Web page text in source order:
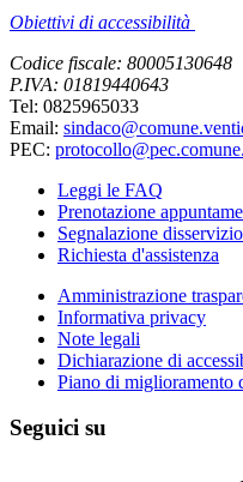
Obiettivi di accessibilità
Codice fiscale: 80005130648
P.IVA: 01819440643
Tel: 0825965033
Email:
PEC:
Leggi le FAQ
Prenotazione
Segnalazione disservizio
Richiesta d'assistenza
Amministrazione
Informativa privacy
Note legali
Dichiarazione di
Piano di miglioramento
Seguici su